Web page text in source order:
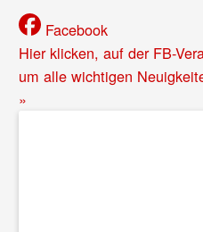
Facebook
Hier klicken, auf der FB-
um alle wichtigen
»